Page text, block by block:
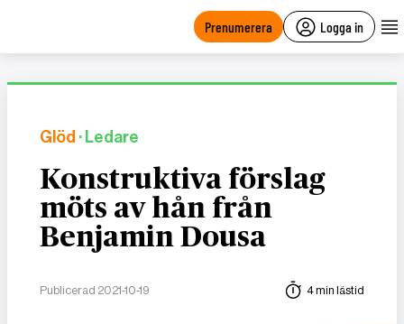
Prenumerera Logga in
Glöd · Ledare
Konstruktiva förslag
möts av hån från
Benjamin Dousa
Publicerad 2021-10-19 4 min lästid